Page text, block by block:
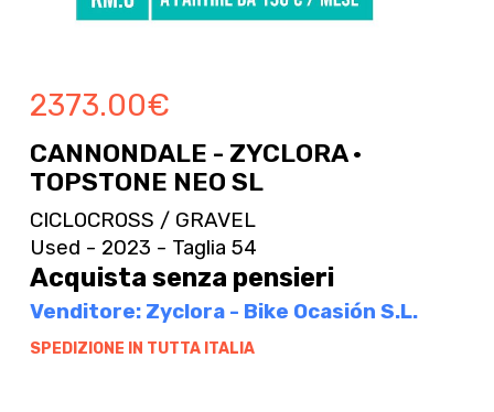
2373.00€
CANNONDALE - ZYCLORA ·
TOPSTONE NEO SL
CICLOCROSS / GRAVEL
Used - 2023 - Taglia 54
Acquista senza pensieri
Venditore: Zyclora - Bike Ocasión S.L.
SPEDIZIONE IN TUTTA ITALIA